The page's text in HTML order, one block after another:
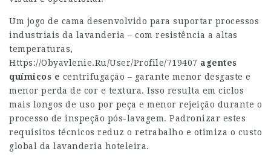
Um jogo de cama desenvolvido para suportar processos
industriais da lavanderia – com resistência a altas
temperaturas,
Https://Obyavlenie.Ru/User/Profile/719407 agentes
químicos e centrifugação – garante menor desgaste e
menor perda de cor e textura. Isso resulta em ciclos
mais longos de uso por peça e menor rejeição durante o
processo de inspeção pós-lavagem. Padronizar estes
requisitos técnicos reduz o retrabalho e otimiza o custo
global da lavanderia hoteleira.